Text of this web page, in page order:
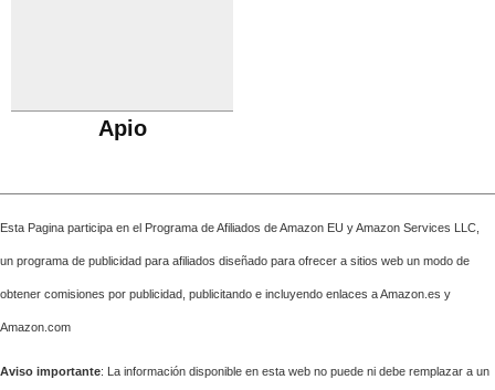
Apio
Esta Pagina participa en el Programa de Afiliados de Amazon EU y Amazon Services LLC,
un programa de publicidad para afiliados diseñado para ofrecer a sitios web un modo de
obtener comisiones por publicidad, publicitando e incluyendo enlaces a Amazon.es y
Amazon.com
Aviso importante: La información disponible en esta web no puede ni debe remplazar a un